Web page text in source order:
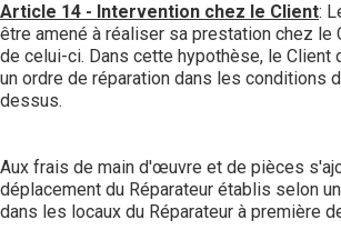
Article 14 - Intervention chez le Client:
être amené à réaliser sa prestation chez le
de celui-ci. Dans cette hypothèse, le Client
un ordre de réparation dans les conditions
dessus.
Aux frais de main d'œuvre et de pièces
déplacement du Réparateur établis selon
dans les locaux du Réparateur à première